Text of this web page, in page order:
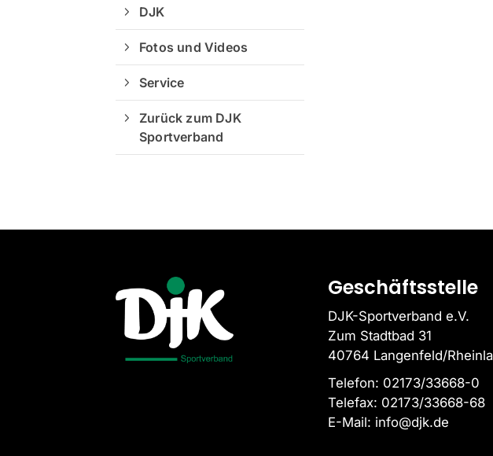
DJK
Fotos und Videos
Service
Zurück zum DJK
Sportverband
Geschäftsstelle
DJK-Sportverband e.V.
Zum Stadtbad 31
40764 Langenfeld/
Telefon: 02173/33668-0
Telefax: 02173/33668-68
E-Mail: info@djk.de